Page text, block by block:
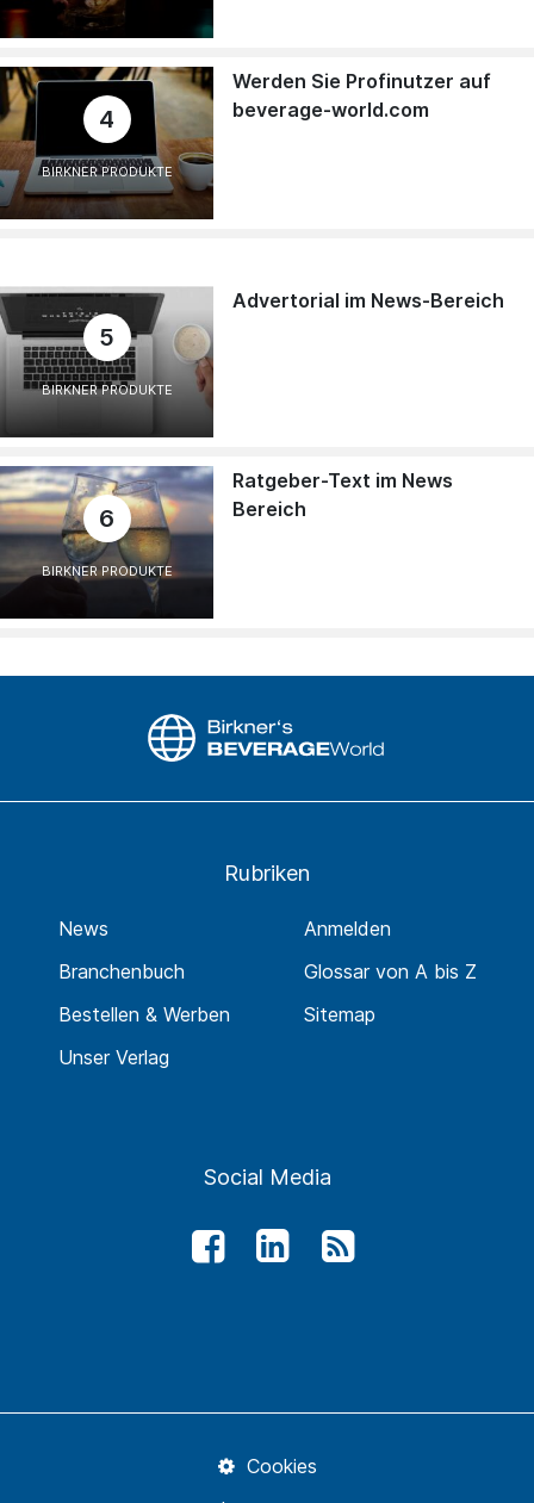
4
BIRKNER PRODUKTE
Werden Sie Profinutzer auf
beverage-world.com
5
BIRKNER PRODUKTE
Advertorial im News-Bereich
6
BIRKNER PRODUKTE
Ratgeber-Text im News
Bereich
Rubriken
News
Branchenbuch
Bestellen & Werben
Unser Verlag
Anmelden
Glossar von A bis Z
Sitemap
Social Media
Cookies